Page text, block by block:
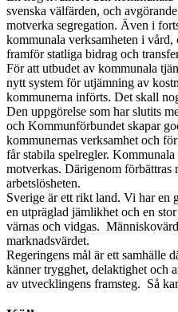
svenska välfärden, och
motverka segregation. Även i
kommunala verksamheten i
framför statliga bidrag och
För att utbudet av kommunala
nytt system för utjämning av
kommunerna införts. Det skall
Den uppgörelse som har slutits
och Kommunförbundet skapar
kommunernas verksamhet och
får stabila spelregler.
motverkas. Därigenom förbättras
arbetslösheten.
Sverige är ett rikt land. Vi har en
en utpräglad jämlikhet och en
värnas och vidgas.
marknadsvärdet.
Regeringens mål är ett samhälle
känner trygghet, delaktighet och
av utvecklingens framsteg. Så